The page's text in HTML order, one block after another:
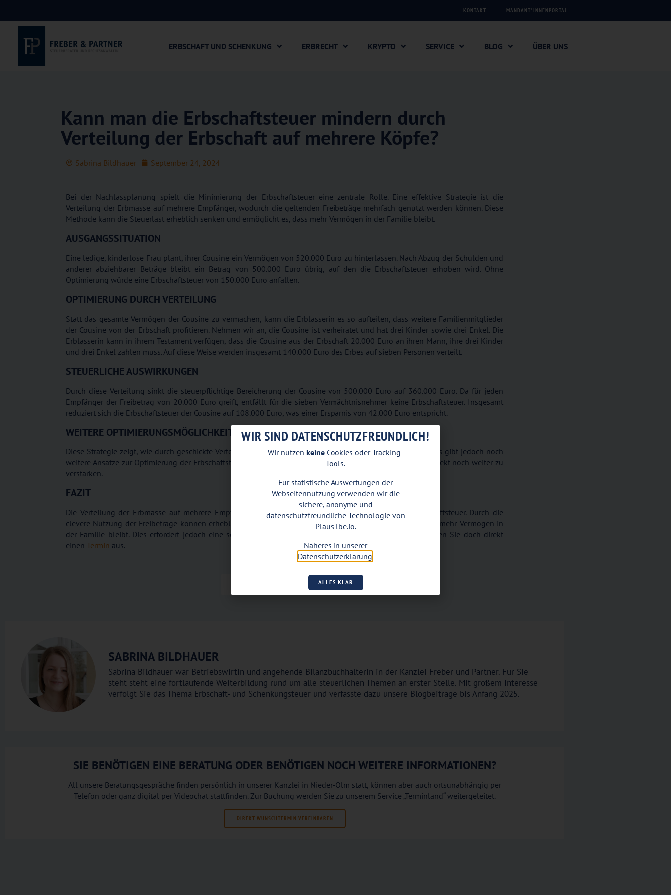
KONTAKT MANDANT*INNENPORTAL
ERBSCHAFT UND SCHENKUNG ERBRECHT KRYPTO SERVICE BLOG ÜBER UNS
Kann man die Erbschaftsteuer mindern durch
Verteilung der Erbschaft auf mehrere Köpfe?
Sabrina Bildhauer September 24, 2024
Bei der Nachlassplanung spielt die Minimierung der Erbschaftsteuer eine zentrale Rolle. Eine effektive Strategie ist die
Verteilung der Erbmasse auf mehrere Empfänger, wodurch die geltenden Freibeträge mehrfach genutzt werden können. Diese
Methode kann die Steuerlast erheblich senken und ermöglicht es, dass mehr Vermögen in der Familie bleibt.
AUSGANGSSITUATION
Eine ledige, kinderlose Frau plant, ihrer Cousine ein Vermögen von 520.000 Euro zu hinterlassen. Nach Abzug der Schulden und
anderer abziehbarer Beträge bleibt ein Betrag von 500.000 Euro übrig, auf den die Erbschaftsteuer erhoben wird. Ohne
Optimierung würde eine Erbschaftsteuer von 150.000 Euro anfallen.
OPTIMIERUNG DURCH VERTEILUNG
Statt das gesamte Vermögen der Cousine zu vermachen, kann die Erblasserin es so aufteilen, dass weitere Familienmitglieder
der Cousine von der Erbschaft profitieren. Nehmen wir an, die Cousine ist verheiratet und hat drei Kinder sowie drei Enkel. Die
Erblasserin kann in ihrem Testament verfügen, dass die Cousine aus der Erbschaft 20.000 Euro an ihren Mann, ihre drei Kinder
und drei Enkel zahlen muss. Auf diese Weise werden insgesamt 140.000 Euro des Erbes auf sieben Personen verteilt.
STEUERLICHE AUSWIRKUNGEN
Durch diese Verteilung sinkt die steuerpflichtige Bereicherung der Cousine von 500.000 Euro auf 360.000 Euro. Da für jeden
Empfänger der Freibetrag von 20.000 Euro greift, entfällt für die sieben Vermächtnisnehmer keine Erbschaftsteuer. Insgesamt
reduziert sich die Erbschaftsteuer der Cousine auf 108.000 Euro, was einer Ersparnis von 42.000 Euro entspricht.
WEITERE OPTIMIERUNGSMÖGLICHKEITEN
Diese Strategie zeigt, wie durch geschickte Verteilung erhebliche Steuerersparnisse erzielt werden können. Es gibt jedoch noch
weitere Ansätze zur Optimierung der Erbschaftsteuer, die sich oft auch kombinieren lassen, um den Steuereffekt noch weiter zu
verstärken.
FAZIT
Die Verteilung der Erbmasse auf mehrere Empfänger ist eine effektive Methode zur Senkung der Erbschaftsteuer. Durch die
clevere Nutzung der Freibeträge können erhebliche Einsparungen erzielt werden, die es ermöglichen, dass mehr Vermögen in
der Familie bleibt. Dies erfordert jedoch eine sorgfältige Planung. Gerne unterstützen wir Sie dabei, machen Sie doch direkt
einen Termin aus.
ZURÜCK ZUR ÜBERSICHT
SABRINA BILDHAUER
Sabrina Bildhauer war Betriebswirtin und angehende Bilanzbuchhalterin in der Kanzlei Freber und Partner. Für Sie
steht steht eine fortlaufende Weiterbildung rund um alle steuerlichen Themen an erster Stelle. Mit großem Interesse
verfolgt Sie das Thema Erbschaft- und Schenkungsteuer und verfasste dazu unsere Blogbeiträge bis Anfang 2025.
SIE BENÖTIGEN EINE BERATUNG ODER BENÖTIGEN NOCH WEITERE INFORMATIONEN?
All unsere Beratungsgespräche finden persönlich in unserer Kanzlei in Nieder-Olm statt, können aber auch ortsunabhängig per
Telefon oder ganz digital per Videochat stattfinden. Zur Buchung werden Sie zu unserem Service „Terminland“ weitergeleitet.
DIREKT WUNSCHTERMIN VEREINBAREN
WIR SIND DATENSCHUTZFREUNDLICH!
Wir nutzen keineCookies oder Tracking-
Tools.
Für statistische Auswertungen der
Webseitennutzung verwenden wir die
sichere, anonyme und
datenschutzfreundliche Technologie von
Plausilbe.io.
Näheres in unserer
Datenschutzerklärung
ALLES KLAR